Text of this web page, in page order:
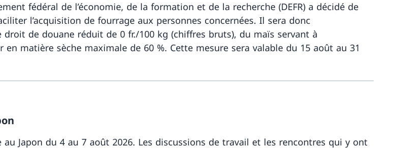
fédéral de l’économie, de la formation et de la recherche (DEFR) a décidé de
l’acquisition de fourrage aux personnes concernées. Il sera donc
de douane réduit de 0 fr./100 kg (chiffres bruts), du maïs servant à
matière sèche maximale de 60 %. Cette mesure sera valable du 15 août au 31
Japon du 4 au 7 août 2026. Les discussions de travail et les rencontres qui y ont